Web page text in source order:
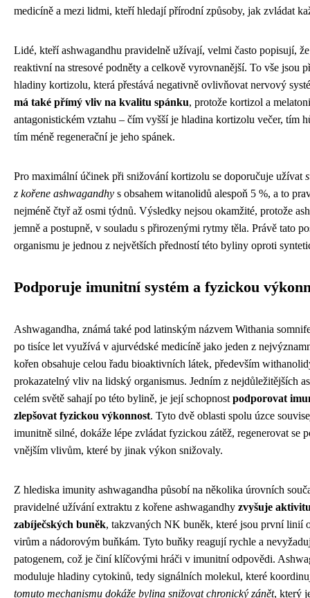
medicíně a mezi lidmi, kteří hledají přírodní způsoby, jak zvládat
Lidé, kteří ashwagandhu pravidelně užívají, velmi často popisují,
reaktivní na stresové podněty a celkově vyrovnanější. To vše jsou
hladiny kortizolu, která přestává negativně ovlivňovat nervový
má také přímý vliv na kvalitu spánku, protože kortizol a
antagonistickém vztahu – čím vyšší je hladina kortizolu večer, tím
tím méně regenerační je jeho spánek.
Pro maximální účinek při snižování kortizolu se doporučuje užívat
z kořene ashwagandhy s obsahem witanolidů alespoň 5 %, a to
nejméně čtyř až osmi týdnů. Výsledky nejsou okamžité, protože
jemně a postupně, v souladu s přirozenými rytmy těla. Právě tato
organismu je jednou z největších předností této byliny oproti
Podporuje imunitní systém a fyzickou
Ashwagandha, známá také pod latinským názvem Withania
po tisíce let využívá v ajurvédské medicíně jako jeden z
kořen obsahuje celou řadu bioaktivních látek, především
prokazatelný vliv na lidský organismus. Jedním z nejdůležitějších
celém světě sahají po této bylině, je její schopnost podporovat
zlepšovat fyzickou výkonnost. Tyto dvě oblasti spolu úzce
imunitně silné, dokáže lépe zvládat fyzickou zátěž, regenerovat se
vnějším vlivům, které by jinak výkon snižovaly.
Z hlediska imunity ashwagandha působí na několika úrovních
pravidelné užívání extraktu z kořene ashwagandhy zvyšuje
zabíječských buněk, takzvaných NK buněk, které jsou první linií
virům a nádorovým buňkám. Tyto buňky reagují rychle a
patogenem, což je činí klíčovými hráči v imunitní odpovědi.
moduluje hladiny cytokinů, tedy signálních molekul, které
tomuto mechanismu dokáže bylina snižovat chronický zánět, který